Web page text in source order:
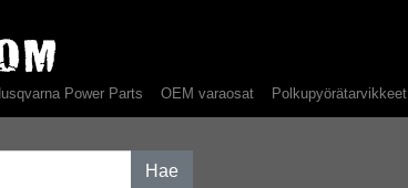
Power Parts OEM varaosat Polkupyörätarvikkeet